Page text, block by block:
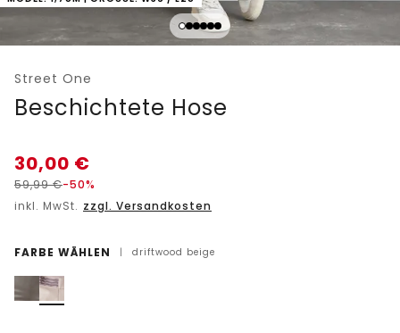
Street One
Beschichtete Hose
30,00 €
59,99€-50%
inkl. MwSt. zzgl. Versandkosten
FARBE WÄHLEN | driftwood beige